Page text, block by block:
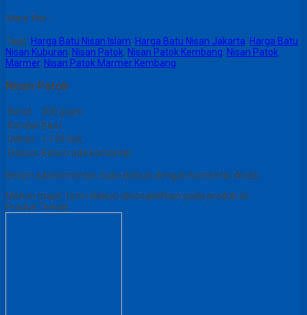
Share This :
Tags: Harga Batu Nisan Islam, Harga Batu Nisan Jakarta, Harga Batu
Nisan Kuburan, Nisan Patok, Nisan Patok Kembang, Nisan Patok
Marmer, Nisan Patok Marmer Kembang
Nisan Patok
Berat
300 gram
Kondisi Baru
Dilihat
1.193 kali
Diskusi Belum ada komentar
Belum ada komentar, buka diskusi dengan komentar Anda.
Mohon maaf, form diskusi dinonaktifkan pada produk ini.
Produk Terkait